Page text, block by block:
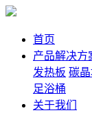
首页
产品解决方
发热板 碳
足浴桶
关于我们